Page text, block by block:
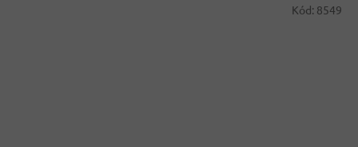
Kód: 8549